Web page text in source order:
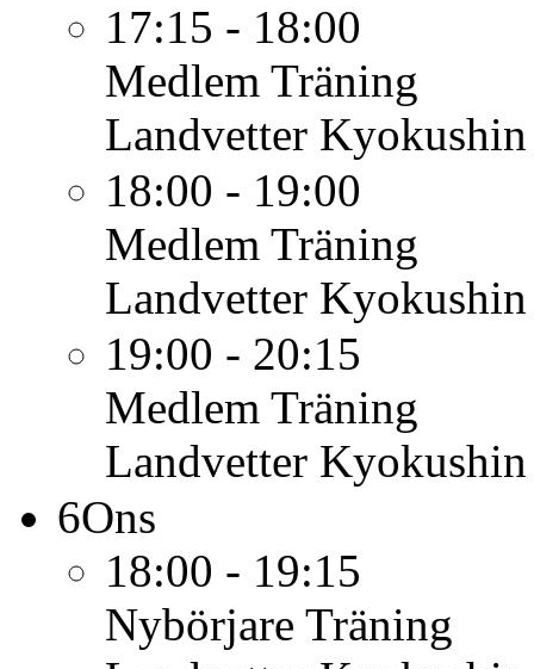
17:15 - 18:00
Medlem Träning
Landvetter
18:00 - 19:00
Medlem Träning
Landvetter
19:00 - 20:15
Medlem Träning
Landvetter
6Ons
18:00 - 19:15
Nybörjare Träning